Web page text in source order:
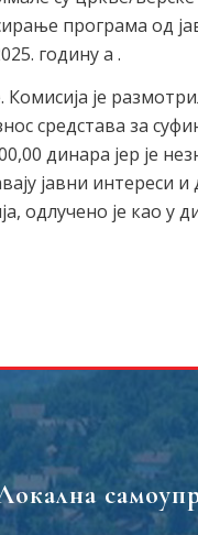
програма од
годину а .
Комисија је
средстава за
динара јер је
јавни интереси и
одлучено је као у